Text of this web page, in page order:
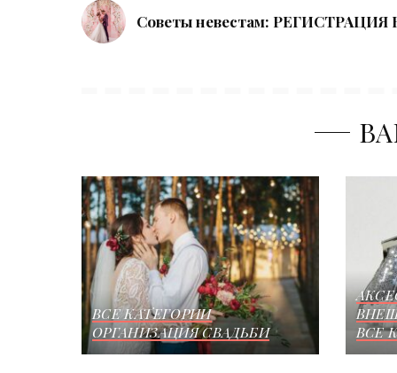
Советы невестам: РЕГИСТРАЦИЯ
ВСЕ КАТЕГОРИИ
ОРГАНИЗАЦИЯ СВАДЬБИ
ВСЕ